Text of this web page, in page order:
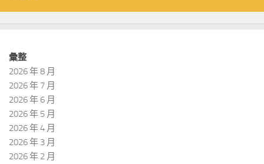
彙整
2026 年 8 月
2026 年 7 月
2026 年 6 月
2026 年 5 月
2026 年 4 月
2026 年 3 月
2026 年 2 月